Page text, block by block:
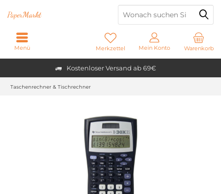
Kostenloser Versand ab 69€
PaperMarkt
Warenkorb
Merkzettel Mein Konto
Menü
Taschenrechner & Tischrechner